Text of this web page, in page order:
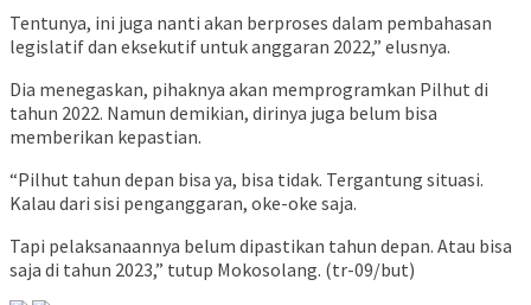
Tentunya, ini juga nanti akan berproses dalam pembahasan
legislatif dan eksekutif untuk anggaran 2022,” elusnya.
Dia menegaskan, pihaknya akan memprogramkan Pilhut di
tahun 2022. Namun demikian, dirinya juga belum bisa
memberikan kepastian.
“Pilhut tahun depan bisa ya, bisa tidak. Tergantung situasi.
Kalau dari sisi penganggaran, oke-oke saja.
Tapi pelaksanaannya belum dipastikan tahun depan. Atau bisa
saja di tahun 2023,” tutup Mokosolang. (tr-09/but)